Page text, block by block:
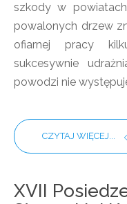
szkody w
powalonych drzew
ofiarnej pracy
sukcesywnie
powodzi nie
CZYTAJ WIĘCEJ...
XVII